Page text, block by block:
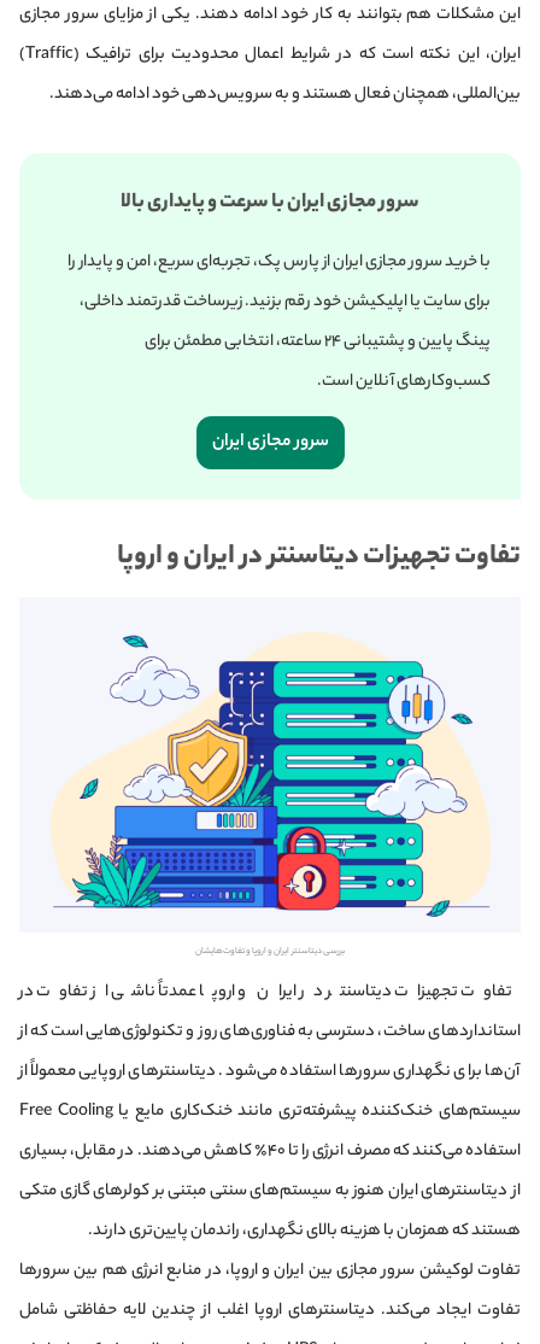
این مشکلات هم بتوانند به کار خود ادامه دهند. یکی از مزایای سرور مجازی
ایران، این نکته است که در شرایط اعمال محدودیت برای ترافیک (Traffic)
بین‌المللی، همچنان فعال هستند و به سرویس‌دهی خود ادامه می‌دهند.
سرور مجازی ایران با سرعت و پایداری بالا
با خرید سرور مجازی ایران از پارس پک، تجربه‌ای سریع، امن و پایدار را
برای سایت یا اپلیکیشن خود رقم بزنید. زیرساخت قدرتمند داخلی،
پینگ پایین و پشتیبانی ۲۴ ساعته، انتخابی مطمئن برای
کسب‌وکارهای آنلاین است.
سرور مجازی ایران
تفاوت تجهیزات دیتاسنتر در ایران و اروپا
بررسی دیتاسنتر ایران و اروپا و تفاوت‌هایشان
تفاوت تجهیزات دیتاسنتر در ایران و اروپا عمدتاً ناشی از تفاوت در
استانداردهای ساخت، دسترسی به فناوری‌های روز و تکنولوژی‌هایی است که از
آن‌ها برای نگهداری سرورها استفاده می‌شود. دیتاسنترهای اروپایی معمولاً از
سیستم‌های خنک‌کننده پیشرفته‌تری مانند خنک‌کاری مایع یا Free Cooling
استفاده می‌کنند که مصرف انرژی را تا ۴۰٪ کاهش می‌دهند. در مقابل، بسیاری
از دیتاسنترهای ایران هنوز به سیستم‌های سنتی مبتنی بر کولرهای گازی متکی
هستند که همزمان با هزینه بالای نگهداری، راندمان پایین‌تری دارند.
تفاوت لوکیشن سرور مجازی بین ایران و اروپا، در منابع انرژی هم بین سرورها
تفاوت ایجاد می‌کند. دیتاسنترهای اروپا اغلب از چندین لایه حفاظتی شامل